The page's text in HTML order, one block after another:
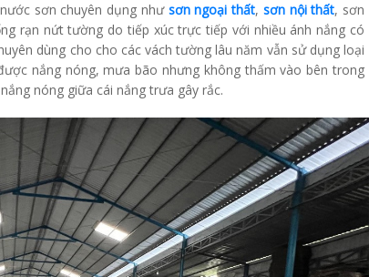
sơn chuyên dụng như sơn ngoại thất, sơn nội thất, sơn
rạn nứt tường do tiếp xúc trực tiếp với nhiều ánh nắng có
dùng cho cho các vách tường lâu năm vẫn sử dụng loại
nắng nóng, mưa bão nhưng không thấm vào bên trong
nóng giữa cái nắng trưa gây rắc.